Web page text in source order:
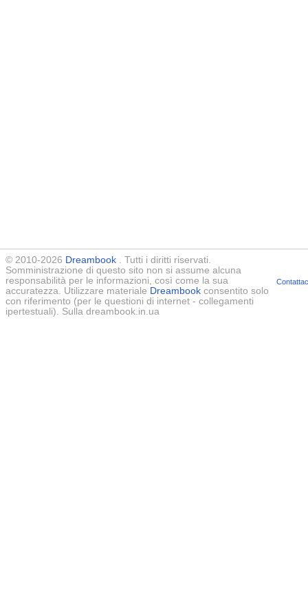
© 2010-2026 Dreambook . Tutti i diritti riservati.
Somministrazione di questo sito non si assume alcuna
responsabilità per le informazioni, così come la sua
accuratezza. Utilizzare materiale Dreambook consentito solo
con riferimento (per le questioni di internet - collegamenti
ipertestuali). Sulla dreambook.in.ua